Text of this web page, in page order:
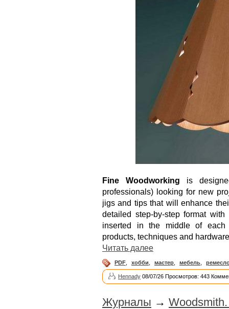
Fine Woodworking is
professionals) looking for new
jigs and tips that will enhance
detailed step-by-step format
inserted in the middle of each
products, techniques and
Читать далее
PDF хобби мастер мебель
Hennady 08/07/26 Просмотров: 443
Журналы →